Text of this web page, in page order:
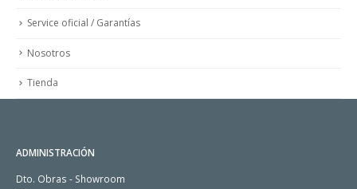
Service oficial / Garantías
Nosotros
Tienda
ADMINISTRACIÓN
Dto. Obras - Showroom